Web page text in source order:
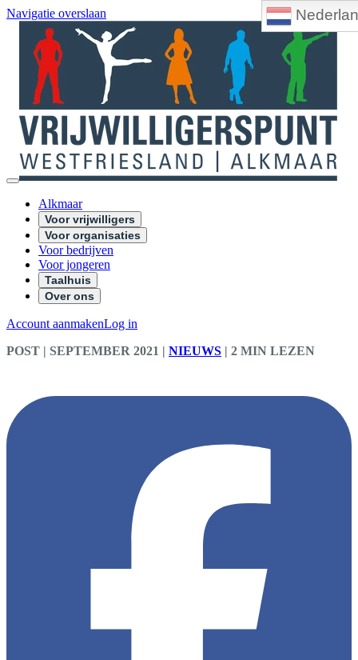
Navigatie overslaan
Alkmaar
Voor vrijwilligers
Voor organisaties
Voor bedrijven
Voor jongeren
Taalhuis
Over ons
Account aanmakenLog in
POST | SEPTEMBER 2021 | NIEUWS | 2 MIN LEZEN